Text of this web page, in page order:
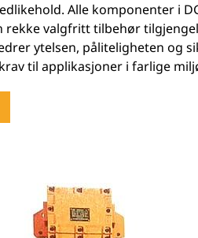
Alle komponenter i
valgfritt tilbehør
ytelsen, påliteligheten og
til applikasjoner i farlige